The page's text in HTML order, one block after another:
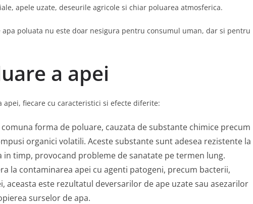
apele uzate, deseurile agricole si chiar poluarea atmosferica.
apa poluata nu este doar nesigura pentru consumul uman, dar si pentru
a apei
fiecare cu caracteristici si efecte diferite:
comuna forma de poluare, cauzata de substante chimice precum
organici volatili. Aceste substante sunt adesea rezistente la
in timp, provocand probleme de sanatate pe termen lung.
la contaminarea apei cu agenti patogeni, precum bacterii,
aceasta este rezultatul deversarilor de ape uzate sau asezarilor
surselor de apa.